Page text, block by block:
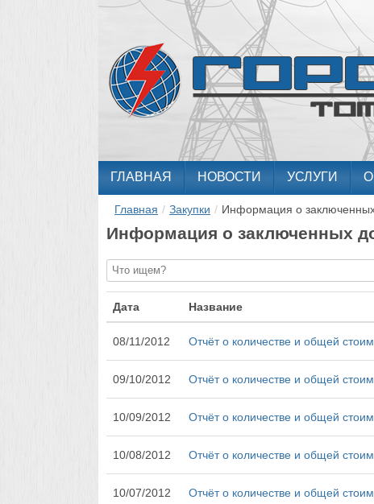
ГЛАВНАЯ НОВОСТИ УСЛУГИ
Главная / Закупки / Информация о
Информация о заключенных
Дата Название
08/11/2012 Отчёт о количестве и общей
09/10/2012 Отчёт о количестве и общей
10/09/2012 Отчёт о количестве и общей
10/08/2012 Отчёт о количестве и общей
10/07/2012 Отчёт о количестве и общей